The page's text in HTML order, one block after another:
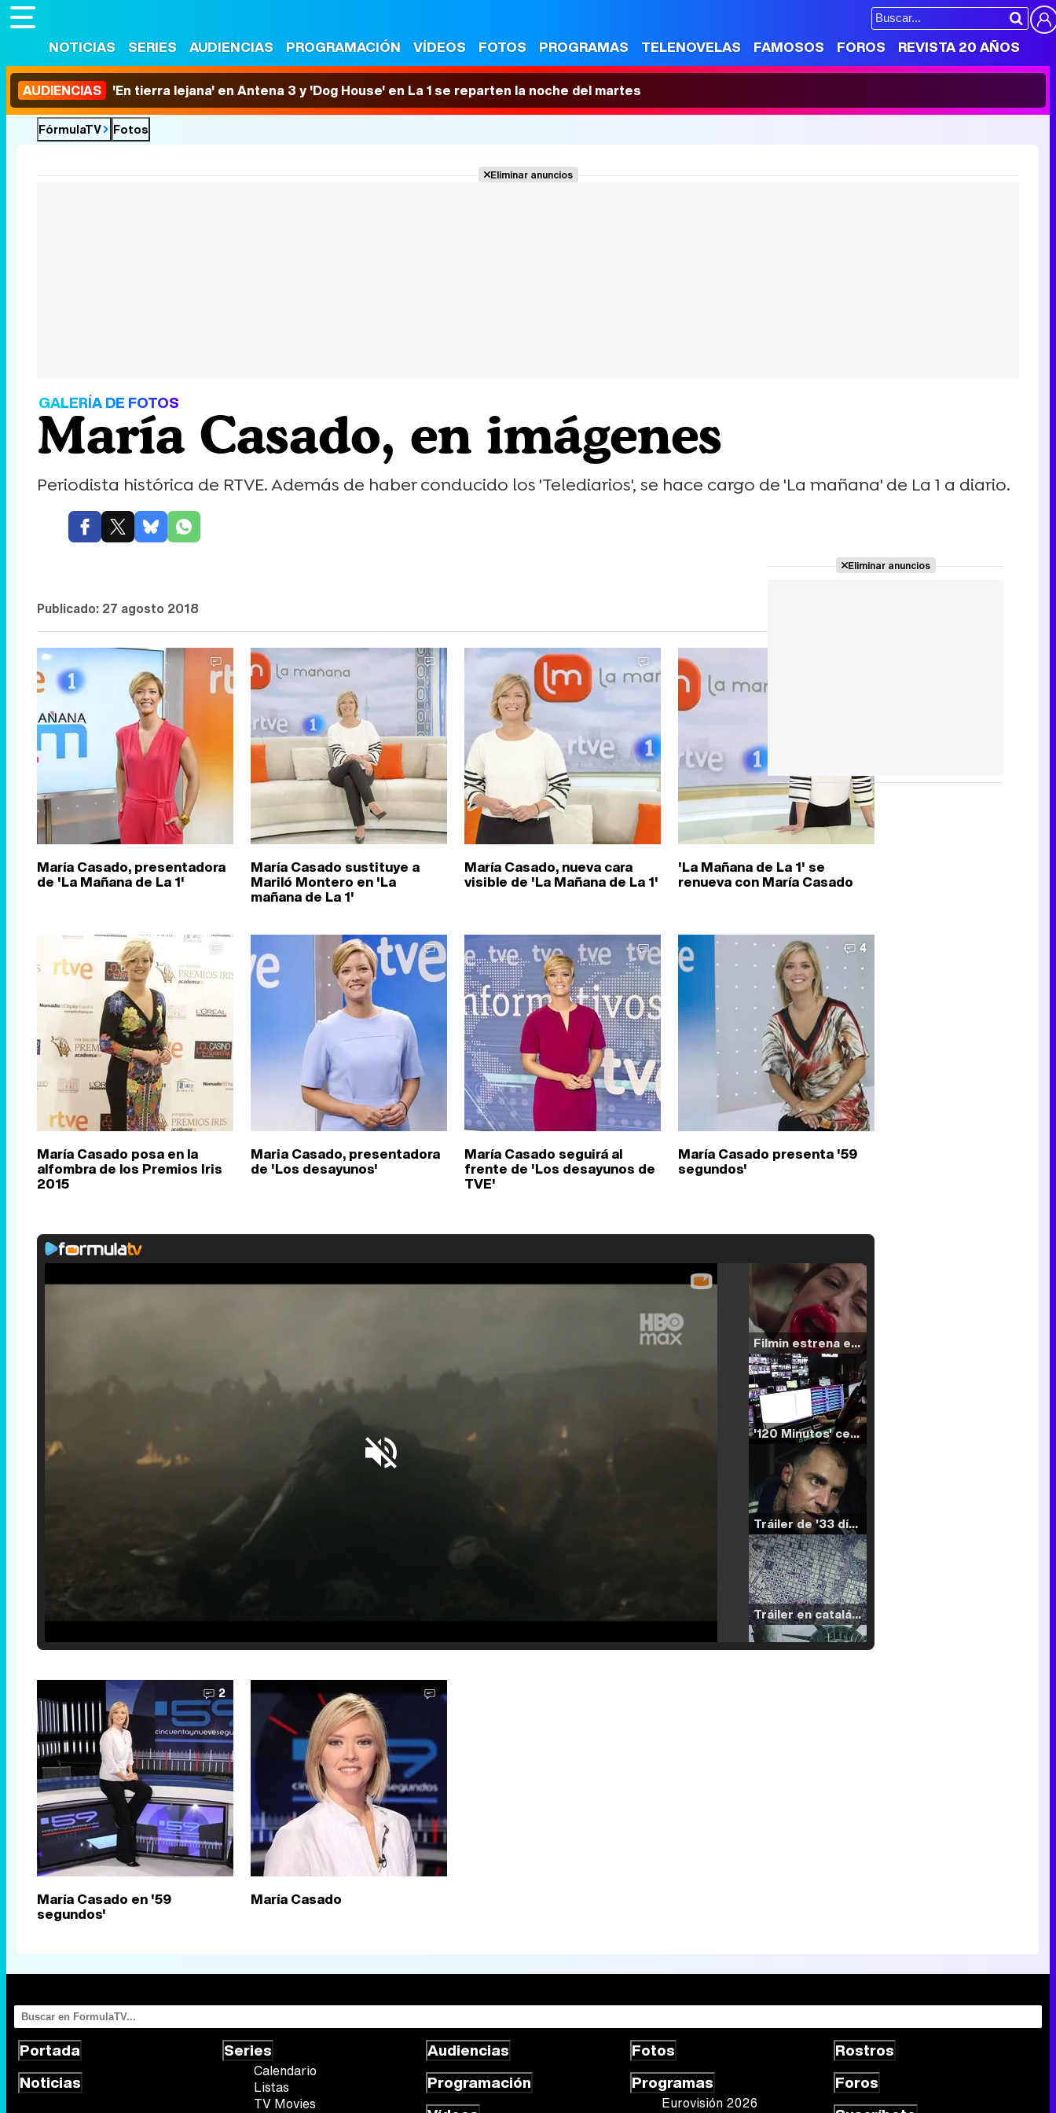
NOTICIAS SERIES AUDIENCIAS PROGRAMACIÓN VÍDEOS FOTOS PROGRAMAS TELENOVELAS FAMOSOS FOROS REVISTA 20 AÑOS
AUDIENCIAS 'En tierra lejana' en Antena 3 y 'Dog House' en La 1 se reparten la noche del martes
FórmulaTV Fotos
Eliminar anuncios
GALERÍA DE FOTOS
María Casado, en imágenes
Periodista histórica de RTVE. Además de haber conducido los 'Telediarios', se hace cargo de 'La mañana' de La 1 a diario.
Publicado: 27 agosto 2018
María Casado, presentadora
de 'La Mañana de La 1'
María Casado sustituye a
Mariló Montero en 'La
mañana de La 1'
María Casado, nueva cara
visible de 'La Mañana de La 1'
'La Mañana de La 1' se
renueva con María Casado
María Casado posa en la
alfombra de los Premios Iris
2015
Filmin estrena el tráiler de 'Millennial Mal', su nueva comedia universitaria de la mano de Lorena Iglesias
'120 Minutos' celebra sus 2.000 programas en Telemadrid con un vídeo del día a día en la redacción
Tráiler de '33 días', la nueva serie de Atresplayer con Julián Villagrán y José Manuel Poga
Tráiler en catalán de 'Ravalear', la nueva serie de HBO Max sobre los fondos buitre
Maria Casado, presentadora
de 'Los desayunos'
María Casado seguirá al
frente de 'Los desayunos de
TVE'
4
María Casado presenta '59
segundos'
2
María Casado en '59
segundos'
María Casado
Eliminar anuncios
Portada
Noticias
Series
Calendario
Listas
TV Movies
Audiencias
Programación
Fotos
Programas
Eurovisión 2026
Rostros
Foros